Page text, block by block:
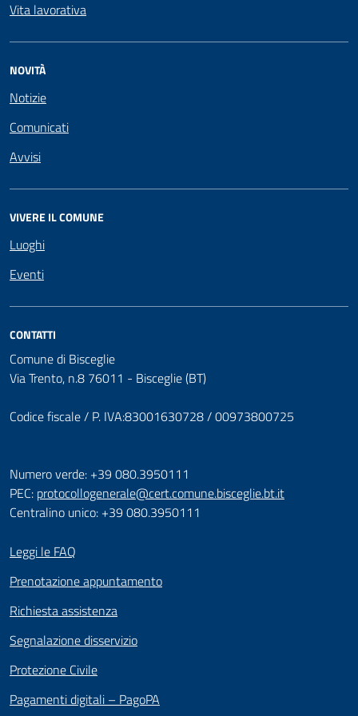
Vita lavorativa
NOVITÀ
Notizie
Comunicati
Avvisi
VIVERE IL COMUNE
Luoghi
Eventi
CONTATTI
Comune di Bisceglie
Via Trento, n.8 76011 - Bisceglie (BT)
Codice fiscale / P. IVA:83001630728 / 00973800725
Numero verde: +39 080.3950111
PEC: protocollogenerale@cert.comune.bisceglie.bt.it
Centralino unico: +39 080.3950111
Leggi le FAQ
Prenotazione appuntamento
Richiesta assistenza
Segnalazione disservizio
Protezione Civile
Pagamenti digitali – PagoPA